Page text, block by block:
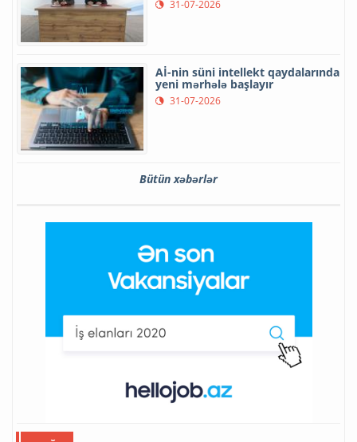
31-07-2026
Aİ-nin süni intellekt qaydalarında
yeni mərhələ başlayır
31-07-2026
Bütün xəbərlər